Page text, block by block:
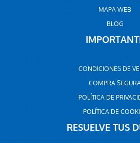
MAPA WEB
BLOG
CONDICIONES DE
COMPRA
POLÍTICA DE
POLÍTICA DE
RESUELVE TUS